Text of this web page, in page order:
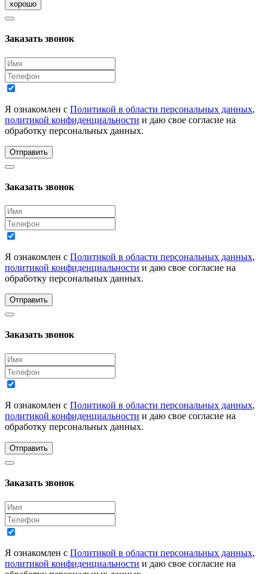
хорошо
Заказать звонок
Я ознакомлен с Политикой в области персональных данных,
политикой конфиденциальности и даю свое согласие на
обработку персональных данных.
Отправить
Заказать звонок
Я ознакомлен с Политикой в области персональных данных,
политикой конфиденциальности и даю свое согласие на
обработку персональных данных.
Отправить
Заказать звонок
Я ознакомлен с Политикой в области персональных данных,
политикой конфиденциальности и даю свое согласие на
обработку персональных данных.
Отправить
Заказать звонок
Я ознакомлен с Политикой в области персональных данных,
политикой конфиденциальности и даю свое согласие на